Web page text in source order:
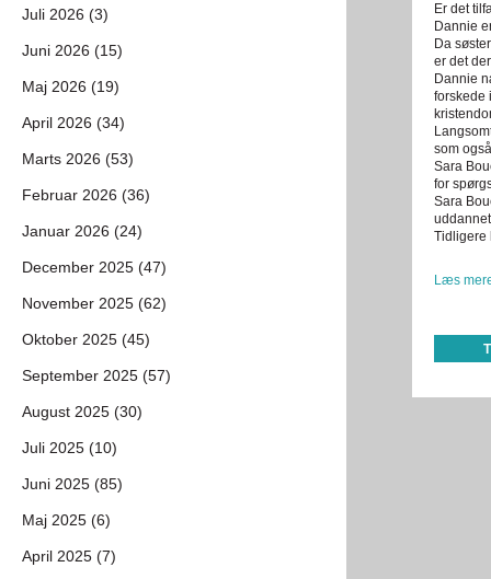
Er det
Dannie
Da
er det
Dannie
forskede
som
Sara
for
Sara
Tidligere
Læs
Juli 2026 (3)
Juni 2026 (15)
Maj 2026 (19)
April 2026 (34)
Marts 2026 (53)
Februar 2026 (36)
Januar 2026 (24)
December 2025 (47)
November 2025 (62)
Oktober 2025 (45)
September 2025 (57)
August 2025 (30)
Juli 2025 (10)
Juni 2025 (85)
Maj 2025 (6)
April 2025 (7)